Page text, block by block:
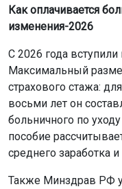
Как оплачивается
изменения-2026
С 2026 года
Максимальный
страхового стажа:
восьми лет он
больничного по
пособие
среднего заработка
Также Минздрав РФ